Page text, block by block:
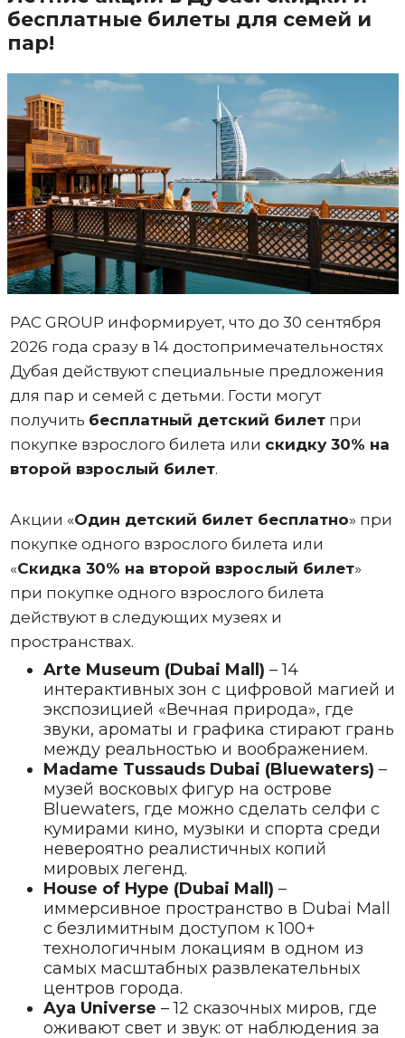
бесплатные билеты для семей и
пар!
PAC GROUP информирует, что до 30 сентября
2026 года сразу в 14 достопримечательностях
Дубая действуют специальные предложения
для пар и семей с детьми. Гости могут
получить бесплатный детский билетпри
покупке взрослого билета или скидку 30% на
второй взрослый билет.
Акции «Один детский билет бесплатно» при
покупке одного взрослого билета или
«Скидка 30% на второй взрослый билет»
при покупке одного взрослого билета
действуют в следующих музеях и
пространствах.
Arte Museum (Dubai Mall) – 14
интерактивных зон с цифровой магией и
экспозицией «Вечная природа», где
звуки, ароматы и графика стирают грань
между реальностью и воображением.
Madame Tussauds Dubai (Bluewaters) –
музей восковых фигур на острове
Bluewaters, где можно сделать селфи с
кумирами кино, музыки и спорта среди
невероятно реалистичных копий
мировых легенд.
House of Hype (Dubai Mall) –
иммерсивное пространство в Dubai Mall
с безлимитным доступом к 100+
технологичным локациям в одном из
самых масштабных развлекательных
центров города.
Aya Universe – 12 сказочных миров, где
оживают свет и звук: от наблюдения за